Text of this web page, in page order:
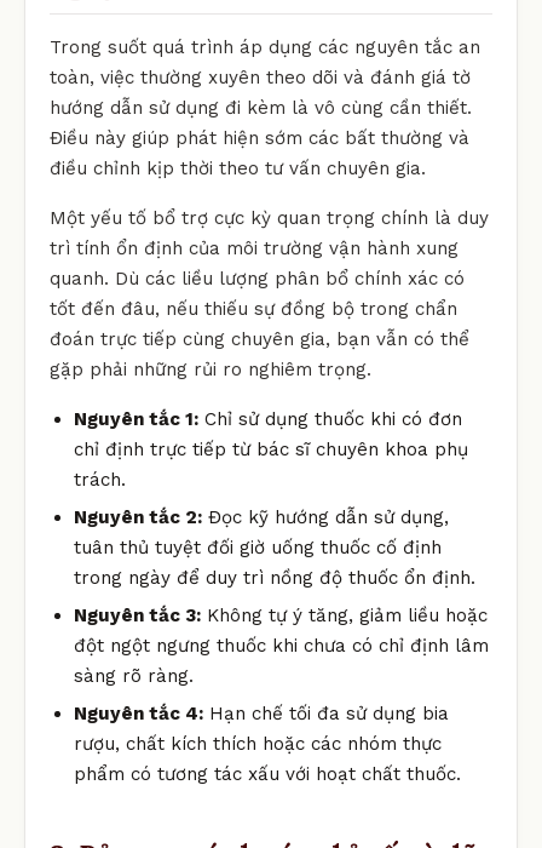
Trong suốt quá trình áp dụng các nguyên tắc an
toàn, việc thường xuyên theo dõi và đánh giá tờ
hướng dẫn sử dụng đi kèm là vô cùng cần thiết.
Điều này giúp phát hiện sớm các bất thường và
điều chỉnh kịp thời theo tư vấn chuyên gia.
Một yếu tố bổ trợ cực kỳ quan trọng chính là duy
trì tính ổn định của môi trường vận hành xung
quanh. Dù các liều lượng phân bổ chính xác có
tốt đến đâu, nếu thiếu sự đồng bộ trong chẩn
đoán trực tiếp cùng chuyên gia, bạn vẫn có thể
gặp phải những rủi ro nghiêm trọng.
Nguyên tắc 1: Chỉ sử dụng thuốc khi có đơn
chỉ định trực tiếp từ bác sĩ chuyên khoa phụ
trách.
Nguyên tắc 2: Đọc kỹ hướng dẫn sử dụng,
tuân thủ tuyệt đối giờ uống thuốc cố định
trong ngày để duy trì nồng độ thuốc ổn định.
Nguyên tắc 3: Không tự ý tăng, giảm liều hoặc
đột ngột ngưng thuốc khi chưa có chỉ định lâm
sàng rõ ràng.
Nguyên tắc 4: Hạn chế tối đa sử dụng bia
rượu, chất kích thích hoặc các nhóm thực
phẩm có tương tác xấu với hoạt chất thuốc.